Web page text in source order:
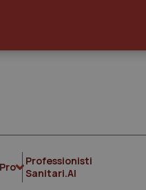
Professionisti
Sanitari.AI